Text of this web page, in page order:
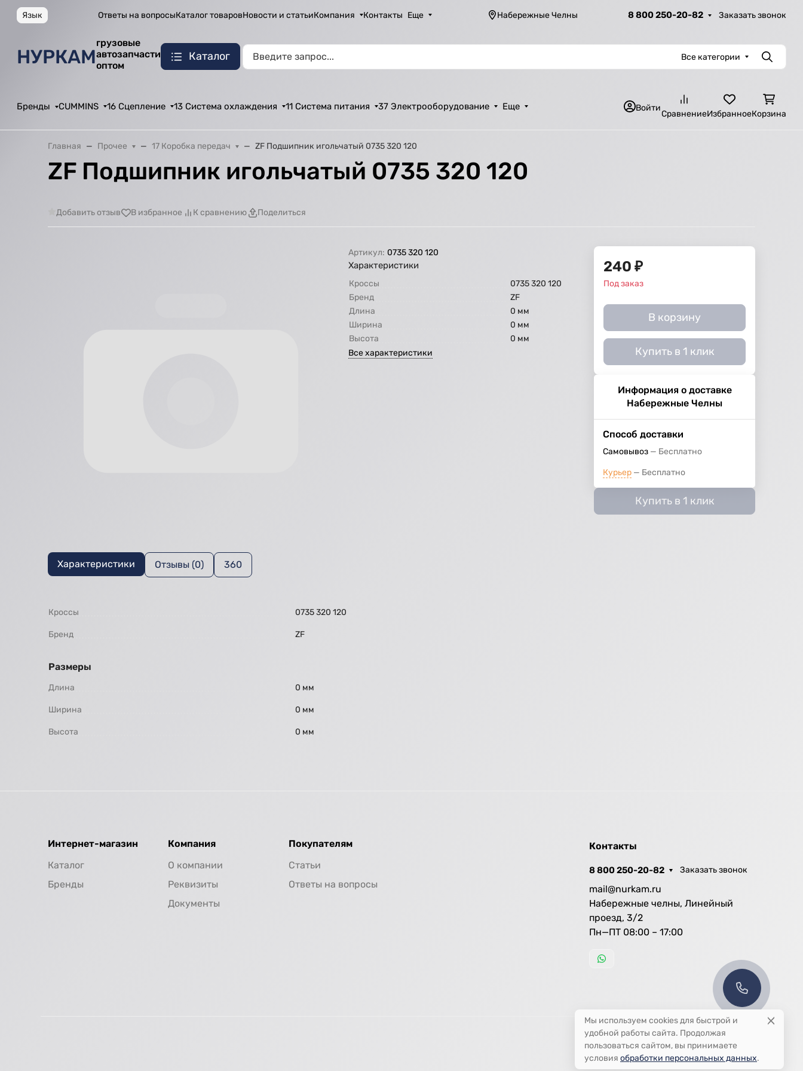
Язык Ответы на вопросыКаталог товаровНовости и статьиКомпания Контакты Еще Набережные Челны 8 800 250-20-82 Заказать звонок
НУРКАМ
грузовые
автозапчасти
оптом
Каталог Все категории Поиск
Бренды CUMMINS 16 Сцепление 13 Система охлаждения 11 Система питания 37 Электрооборудование Еще Войти
СравнениеИзбранноеКорзина
Главная Прочее 17 Коробка передач ZF Подшипник игольчатый 0735 320 120
ZF Подшипник игольчатый 0735 320 120
Добавить отзыв В избранное К сравнению Поделиться
Артикул: 0735 320 120
Характеристики
Кроссы
0735 320 120
Бренд
ZF
Длина
0 мм
Ширина
0 мм
Высота
0 мм
Все характеристики
240 ₽
Под заказ
В корзину
Купить в 1 клик
Информация о доставке
Набережные Челны
Способ доставки
Самовывоз Бесплатно
Курьер Бесплатно
Купить в 1 клик
Характеристики Отзывы (0) 360
Кроссы 0735 320 120
Бренд ZF
Размеры
Длина 0 мм
Ширина 0 мм
Высота 0 мм
Интернет-магазин
Каталог
Бренды
Компания
О компании
Реквизиты
Документы
Покупателям
Статьи
Ответы на вопросы
Контакты
8 800 250-20-82 Заказать звонок
mail@nurkam.ru
Набережные челны, Линейный
проезд, 3/2
Пн—ПТ 08:00 – 17:00
Мы используем cookies для быстрой и
удобной работы сайта. Продолжая
пользоваться сайтом, вы принимаете
условия обработки персональных данных.